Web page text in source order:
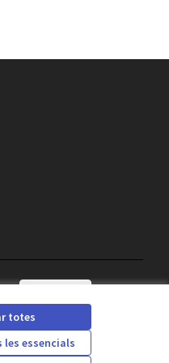
totes
les essencials
Amb llicència Creative
(Enllaç extern)